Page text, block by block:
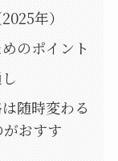
年）
のポイント
随時変わる
おすす